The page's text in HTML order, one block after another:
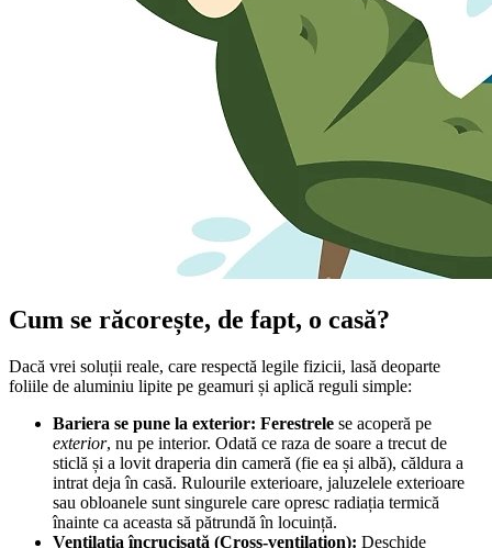
Cum se răcorește, de fapt, o casă?
Dacă vrei soluții reale, care respectă legile fizicii, lasă deoparte
foliile de aluminiu lipite pe geamuri și aplică reguli simple:
Bariera se pune la exterior: Ferestrele se acoperă pe
exterior, nu pe interior. Odată ce raza de soare a trecut de
sticlă și a lovit draperia din cameră (fie ea și albă), căldura a
intrat deja în casă. Rulourile exterioare, jaluzelele exterioare
sau obloanele sunt singurele care opresc radiația termică
înainte ca aceasta să pătrundă în locuință.
Ventilația încrucișată (Cross-ventilation): Deschide